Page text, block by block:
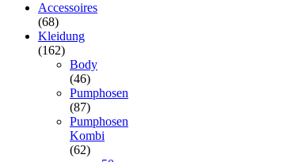
Accessoires
(68)
Kleidung
(162)
Body
(46)
Pumphosen
(87)
Pumphosen
Kombi
(62)